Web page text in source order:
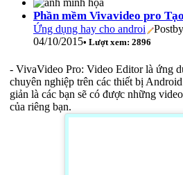
Phần mềm Vivavideo pro
Ứng dụng hay cho androi
04/10/2015• Lượt xem: 2896
- VivaVideo Pro: Video Editor là ứng
chuyên nghiệp trên các thiết bị
giản là các bạn sẽ có được những
của riêng bạn.